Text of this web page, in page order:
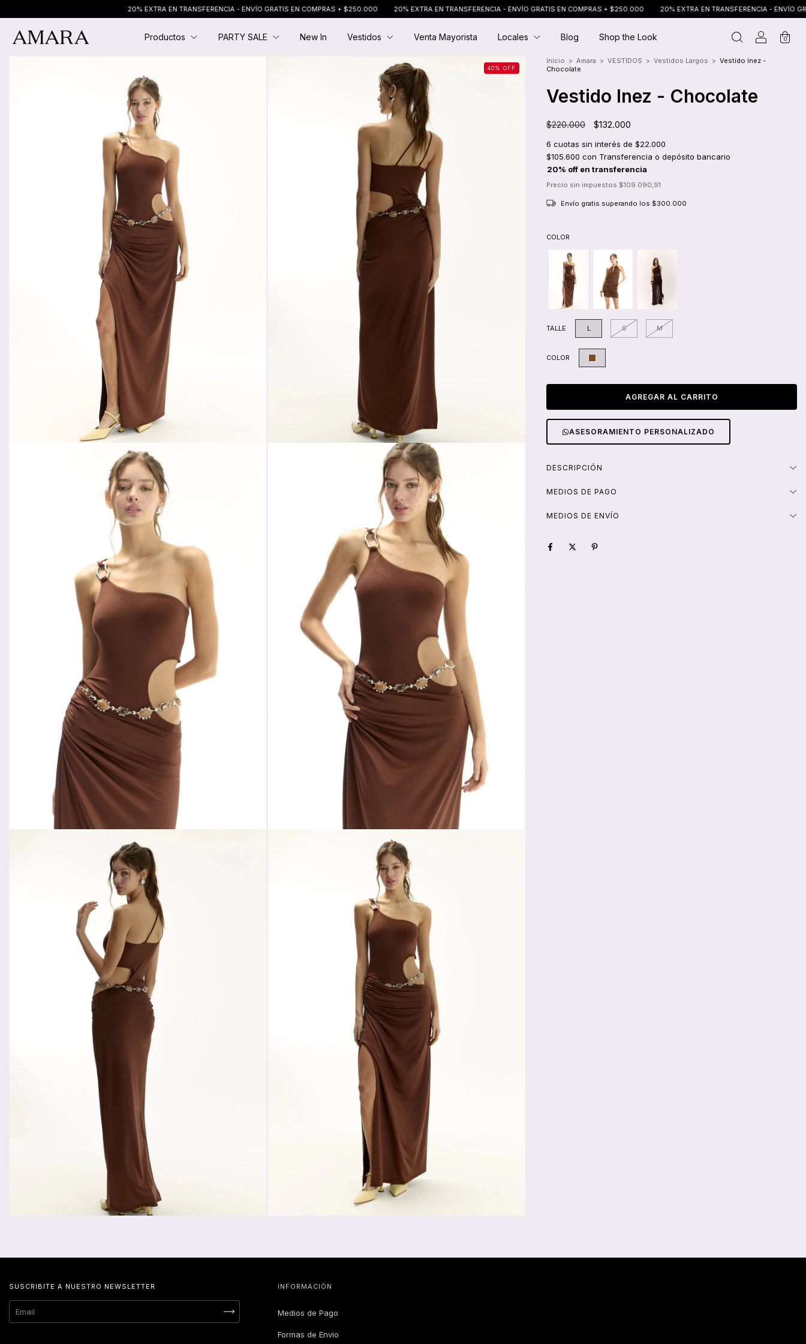
20% EXTRA EN TRANSFERENCIA - ENVÍO GRATIS EN COMPRAS + $250.000 20% EXTRA EN TRANSFERENCIA - ENVÍO GRATIS EN COMPRAS + $250.000 20% EXTRA EN TRANSFERENCIA - ENVÍO GRATIS
Productos PARTY SALE New In Vestidos Venta Mayorista Locales Blog Shop the Look 0
40% OFF
Inicio > Amara > VESTIDOS > Vestidos Largos > Vestido Inez -
Chocolate
Vestido Inez - Chocolate
$220.000 $132.000
6 cuotas sin interés de $22.000
$105.600 con Transferencia o depósito bancario
Precio sin impuestos $109.090,91
Envío gratis superando los $300.000
COLOR
TALLE L S M
COLOR
ASESORAMIENTO PERSONALIZADO
DESCRIPCIÓN
MEDIOS DE PAGO
MEDIOS DE ENVÍO
SUSCRIBITE A NUESTRO NEWSLETTER INFORMACIÓN
Medios de Pago
Formas de Envio